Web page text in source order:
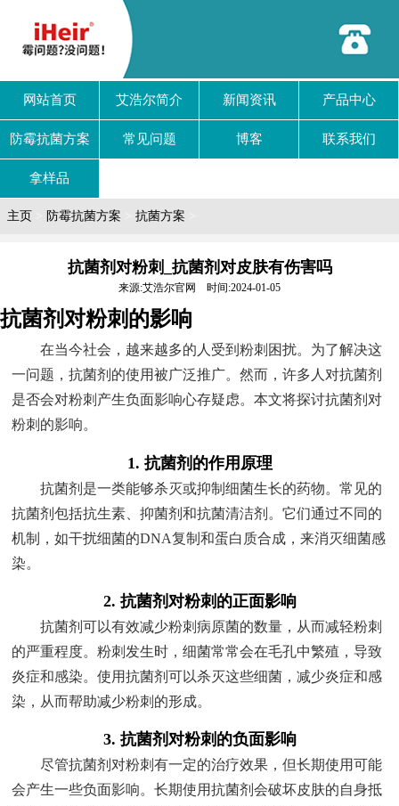
网站首页 艾浩尔简介 新闻资讯 产品中心
防霉抗菌方案 常见问题 博客 联系我们
拿样品
主页 防霉抗菌方案 抗菌方案
抗菌剂对粉刺_抗菌剂对皮肤有伤害吗
来源:艾浩尔官网 时间:2024-01-05
抗菌剂对粉刺的影响
在当今社会，越来越多的人受到粉刺困扰。为了解决这
一问题，抗菌剂的使用被广泛推广。然而，许多人对抗菌剂
是否会对粉刺产生负面影响心存疑虑。本文将探讨抗菌剂对
粉刺的影响。
1. 抗菌剂的作用原理
抗菌剂是一类能够杀灭或抑制细菌生长的药物。常见的
抗菌剂包括抗生素、抑菌剂和抗菌清洁剂。它们通过不同的
机制，如干扰细菌的DNA复制和蛋白质合成，来消灭细菌感
染。
2. 抗菌剂对粉刺的正面影响
抗菌剂可以有效减少粉刺病原菌的数量，从而减轻粉刺
的严重程度。粉刺发生时，细菌常常会在毛孔中繁殖，导致
炎症和感染。使用抗菌剂可以杀灭这些细菌，减少炎症和感
染，从而帮助减少粉刺的形成。
3. 抗菌剂对粉刺的负面影响
尽管抗菌剂对粉刺有一定的治疗效果，但长期使用可能
会产生一些负面影响。长期使用抗菌剂会破坏皮肤的自身抵